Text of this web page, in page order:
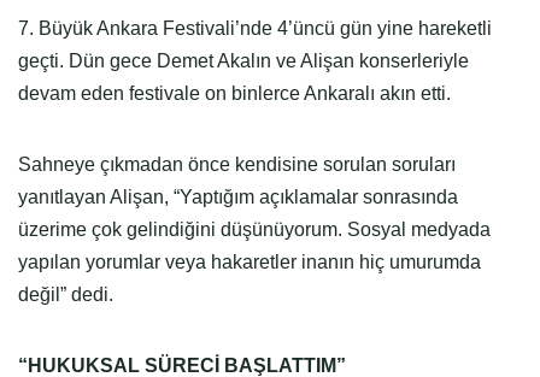
7. Büyük Ankara Festivali’nde 4’üncü gün yine hareketli
geçti. Dün gece Demet Akalın ve Alişan konserleriyle
devam eden festivale on binlerce Ankaralı akın etti.
Sahneye çıkmadan önce kendisine sorulan soruları
yanıtlayan Alişan, “Yaptığım açıklamalar sonrasında
üzerime çok gelindiğini düşünüyorum. Sosyal medyada
yapılan yorumlar veya hakaretler inanın hiç umurumda
değil” dedi.
“HUKUKSAL SÜRECİ BAŞLATTIM”